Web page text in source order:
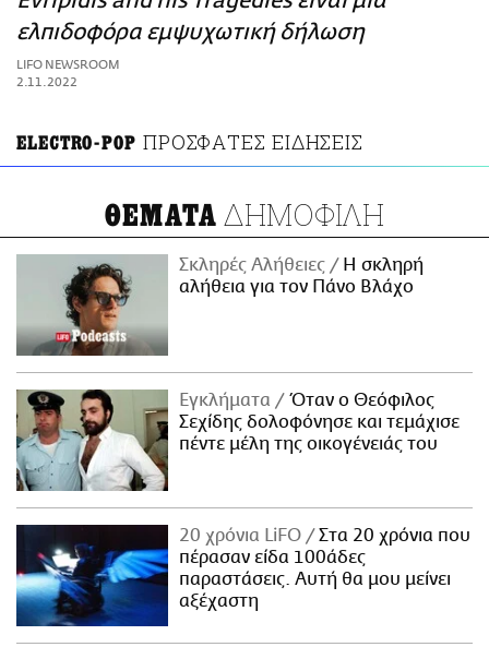
ΑΜΠΑ
PRINT
ελπιδοφόρα εμψυχωτική δήλωση
LIFO NEWSROOM
2.11.2022
ELECTRO-POP ΠΡΟΣΦΑΤΕΣ ΕΙΔΗΣΕΙΣ
ΘΕΜΑΤΑ ΔΗΜΟΦΙΛΗ
Σκληρές Αλήθειες
H σκληρή
αλήθεια για τον Πάνο Βλάχο
Εγκλήματα
Όταν ο Θεόφιλος
Σεχίδης δολοφόνησε και τεμάχισε
πέντε μέλη της οικογένειάς του
20 χρόνια LiFO
Στα 20 χρόνια που
πέρασαν είδα 100άδες
παραστάσεις. Αυτή θα μου μείνει
αξέχαστη